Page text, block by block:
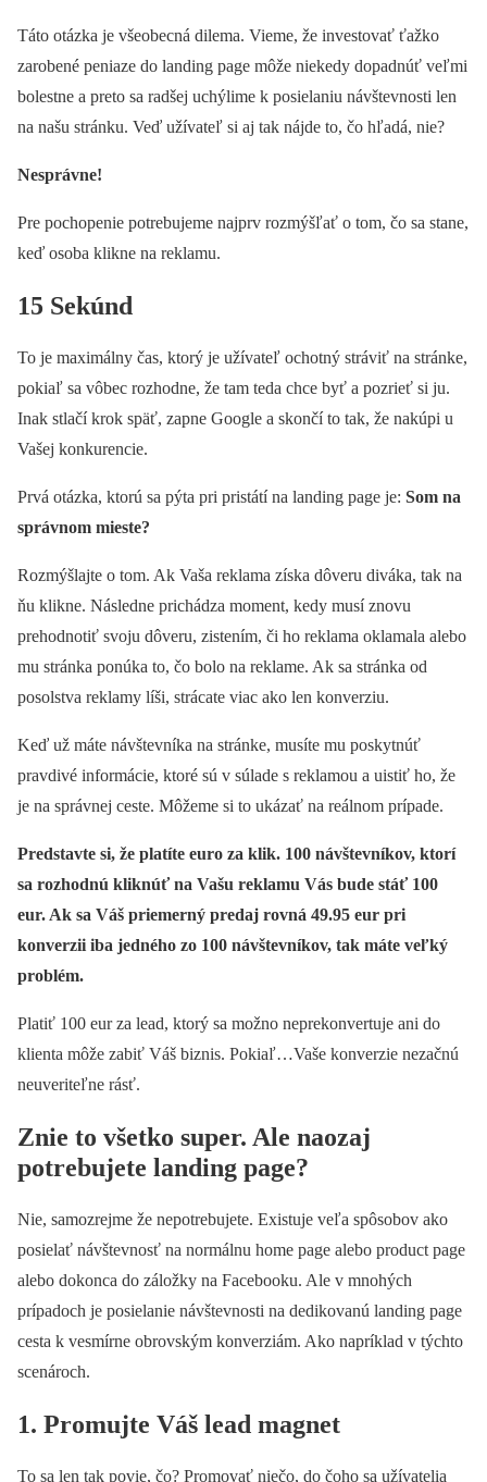
Táto otázka je všeobecná dilema. Vieme, že investovať ťažko
zarobené peniaze do landing page môže niekedy dopadnúť veľmi
bolestne a preto sa radšej uchýlime k posielaniu návštevnosti len
na našu stránku. Veď užívateľ si aj tak nájde to, čo hľadá, nie?
Nesprávne!
Pre pochopenie potrebujeme najprv rozmýšľať o tom, čo sa stane,
keď osoba klikne na reklamu.
15 Sekúnd
To je maximálny čas, ktorý je užívateľ ochotný stráviť na stránke,
pokiaľ sa vôbec rozhodne, že tam teda chce byť a pozrieť si ju.
Inak stlačí krok späť, zapne Google a skončí to tak, že nakúpi u
Vašej konkurencie.
Prvá otázka, ktorú sa pýta pri pristátí na landing page je: Som na
správnom mieste?
Rozmýšlajte o tom. Ak Vaša reklama získa dôveru diváka, tak na
ňu klikne. Následne prichádza moment, kedy musí znovu
prehodnotiť svoju dôveru, zistením, či ho reklama oklamala alebo
mu stránka ponúka to, čo bolo na reklame. Ak sa stránka od
posolstva reklamy líši, strácate viac ako len konverziu.
Keď už máte návštevníka na stránke, musíte mu poskytnúť
pravdivé informácie, ktoré sú v súlade s reklamou a uistiť ho, že
je na správnej ceste. Môžeme si to ukázať na reálnom prípade.
Predstavte si, že platíte euro za klik. 100 návštevníkov, ktorí
sa rozhodnú kliknúť na Vašu reklamu Vás bude stáť 100
eur. Ak sa Váš priemerný predaj rovná 49.95 eur pri
konverzii iba jedného zo 100 návštevníkov, tak máte veľký
problém.
Platiť 100 eur za lead, ktorý sa možno neprekonvertuje ani do
klienta môže zabiť Váš biznis. Pokiaľ…Vaše konverzie nezačnú
neuveriteľne rásť.
Znie to všetko super. Ale naozaj
potrebujete landing page?
Nie, samozrejme že nepotrebujete. Existuje veľa spôsobov ako
posielať návštevnosť na normálnu home page alebo product page
alebo dokonca do záložky na Facebooku. Ale v mnohých
prípadoch je posielanie návštevnosti na dedikovanú landing page
cesta k vesmírne obrovským konverziám. Ako napríklad v týchto
scenároch.
1. Promujte Váš lead magnet
To sa len tak povie, čo? Promovať niečo, do čoho sa užívatelia